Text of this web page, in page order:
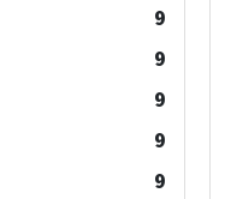
9
9
9
9
9